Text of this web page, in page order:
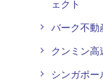
ェクト
バーク不動
クンミン高
シンガポー